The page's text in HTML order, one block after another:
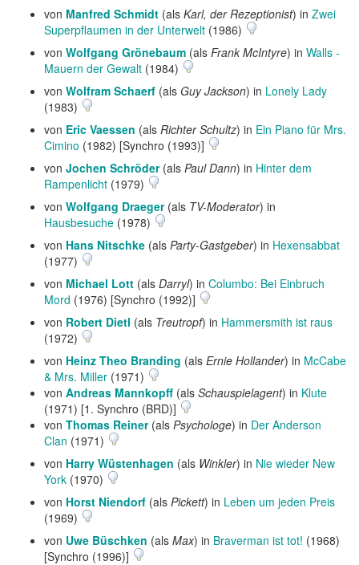
von Manfred Schmidt (als Karl, der Rezeptionist) in Zwei
Superpflaumen in der Unterwelt (1986)
von Wolfgang Grönebaum (als Frank McIntyre) in Walls -
Mauern der Gewalt (1984)
von Wolfram Schaerf (als Guy Jackson) in Lonely Lady
(1983)
von Eric Vaessen (als Richter Schultz) in Ein Piano für Mrs.
Cimino (1982) [Synchro (1993)]
von Jochen Schröder(als Paul Dann) in Hinter dem
Rampenlicht (1979)
von Wolfgang Draeger(als TV-Moderator) in
Hausbesuche (1978)
von Hans Nitschke (als Party-Gastgeber) in Hexensabbat
(1977)
von Michael Lott (als Darryl) in Columbo: Bei Einbruch
Mord (1976) [Synchro (1992)]
von Robert Dietl (als Treutropf) in Hammersmith ist raus
(1972)
von Heinz Theo Branding (als Ernie Hollander) in McCabe
& Mrs. Miller (1971)
von Andreas Mannkopff (als Schauspielagent) in Klute
(1971) [1. Synchro (BRD)]
von Thomas Reiner(als Psychologe) in Der Anderson
Clan (1971)
von Harry Wüstenhagen (als Winkler) in Nie wieder New
York (1970)
von Horst Niendorf (als Pickett) in Leben um jeden Preis
(1969)
von Uwe Büschken (als Max) in Braverman ist tot! (1968)
[Synchro (1996)]